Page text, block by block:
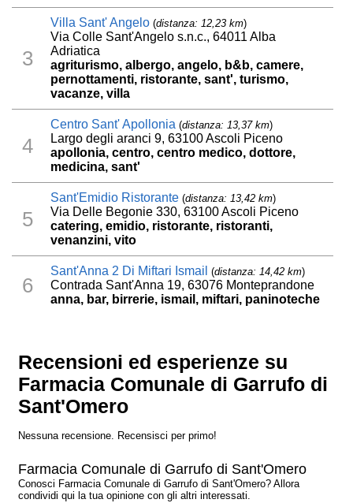
3
Villa Sant' Angelo (distanza: 12,23 km)
Via Colle Sant'Angelo s.n.c., 64011 Alba
Adriatica
agriturismo, albergo, angelo, b&b, camere,
pernottamenti, ristorante, sant', turismo,
vacanze, villa
4
Centro Sant' Apollonia (distanza: 13,37 km)
Largo degli aranci 9, 63100 Ascoli Piceno
apollonia, centro, centro medico, dottore,
medicina, sant'
5
Sant'Emidio Ristorante (distanza: 13,42 km)
Via Delle Begonie 330, 63100 Ascoli Piceno
catering, emidio, ristorante, ristoranti,
venanzini, vito
6
Sant'Anna 2 Di Miftari Ismail (distanza: 14,42 km)
Contrada Sant'Anna 19, 63076 Monteprandone
anna, bar, birrerie, ismail, miftari, paninoteche
Recensioni ed esperienze su
Farmacia Comunale di Garrufo di
Sant'Omero
Nessuna recensione. Recensisci per primo!
Farmacia Comunale di Garrufo di Sant'Omero
Conosci Farmacia Comunale di Garrufo di Sant'Omero? Allora
condividi qui la tua opinione con gli altri interessati.